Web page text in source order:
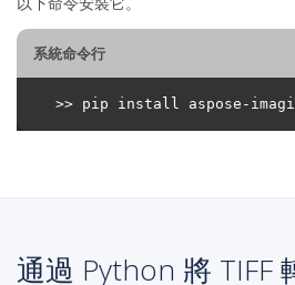
系統命令行
通過 Python 將 TIFF